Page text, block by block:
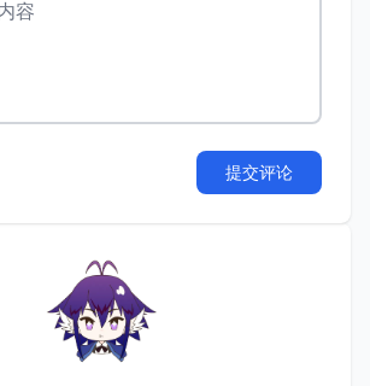
提交评论